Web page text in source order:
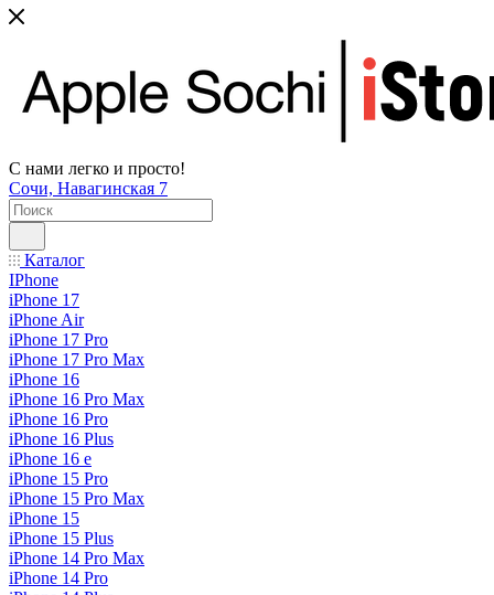
С нами легко и просто!
Сочи, Навагинская 7
Каталог
IPhone
iPhone 17
iPhone Air
iPhone 17 Pro
iPhone 17 Pro Max
iPhone 16
iPhone 16 Pro Max
iPhone 16 Pro
iPhone 16 Plus
iPhone 16 e
iPhone 15 Pro
iPhone 15 Pro Max
iPhone 15
iPhone 15 Plus
iPhone 14 Pro Max
iPhone 14 Pro